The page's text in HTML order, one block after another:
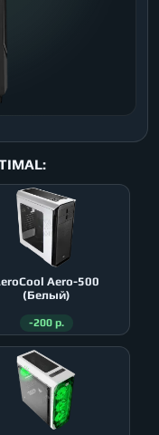
Aero-500
(Белый)
-200 р.